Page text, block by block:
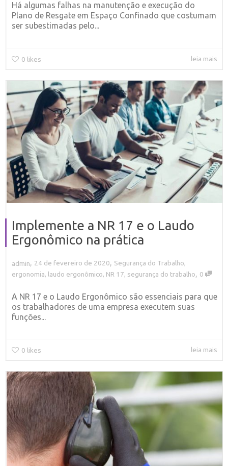
Há algumas falhas na manutenção e execução do
Plano de Resgate em Espaço Confinado que costumam
ser subestimadas pelo...
0 likes leia mais
Implemente a NR 17 e o Laudo
Ergonômico na prática
admin, 24 de fevereiro de 2020, Segurança do Trabalho,
ergonomia, laudo ergonômico, NR 17, segurança do trabalho, 0
A NR 17 e o Laudo Ergonômico são essenciais para que
os trabalhadores de uma empresa executem suas
funções...
0 likes leia mais